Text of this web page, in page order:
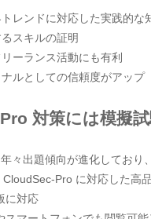
レンドに対応した実践的な
スキルの証明
ーランス活動にも有利
ルとしての信頼度がアップ
対策には模擬
々出題傾向が進化しており
Pro に対応した高
に対応